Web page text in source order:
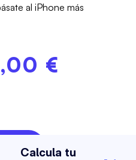
al iPhone más
€